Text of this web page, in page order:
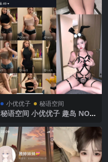
小优优子 秘语空间
秘语空间 小优优子 趣岛 NO.0
整版